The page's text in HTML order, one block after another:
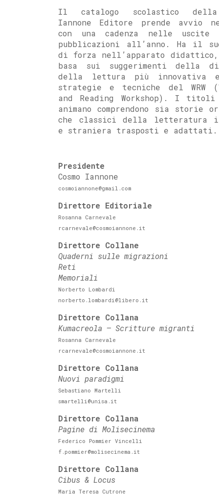
Il catalogo scolastico della
Iannone Editore prende avvio
con una cadenza nelle uscite
pubblicazioni all’anno. Ha il
di forza nell’apparato
basa sui suggerimenti della
della lettura più innovativa
strategie e tecniche del WRW
and Reading Workshop). I
animano comprendono sia storie
che classici della letteratura
e straniera trasposti e adattati.
Presidente
Cosmo Iannone
cosmoiannone@gmail.com
Direttore Editoriale
Rosanna Carnevale
rcarnevale@cosmoiannone.it
Direttore Collane
Quaderni sulle migrazioni
Reti
Memoriali
Norberto Lombardi
norberto.lombardi@libero.it
Direttore Collana
Kumacreola – Scritture migranti
Rosanna Carnevale
rcarnevale@cosmoiannone.it
Direttore Collana
Nuovi paradigmi
Sebastiano Martelli
smartelli@unisa.it
Direttore Collana
Pagine di Molisecinema
Federico Pommier Vincelli
f.pommier@molisecinema.it
Direttore Collana
Cibus & Locus
Maria Teresa Cutrone